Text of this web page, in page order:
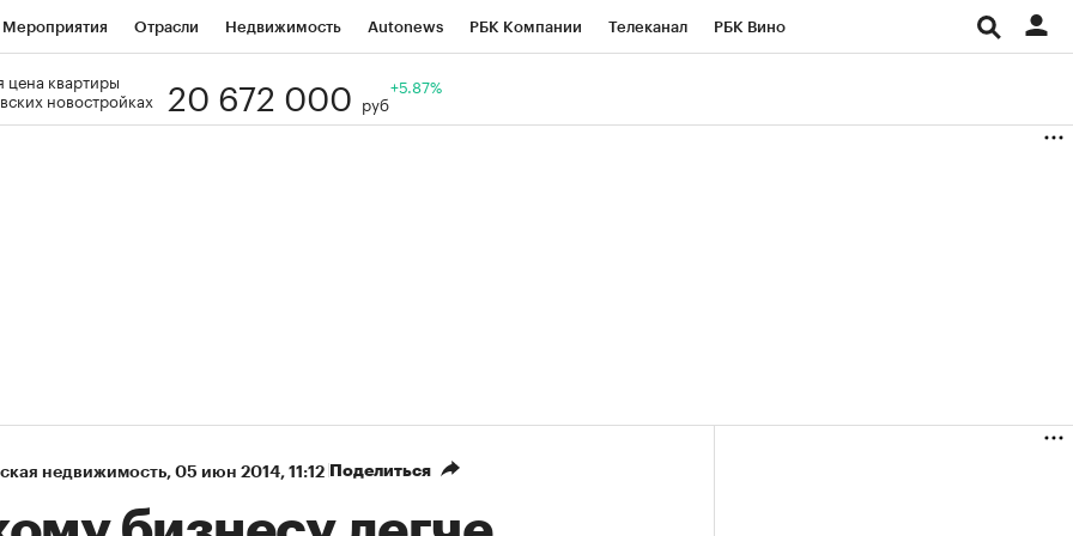
Мероприятия Отрасли Недвижимость Autonews РБК Компании Телеканал РБК Вино
Визионеры
цена квартиры
новостройках
20 672 000 руб
+5.87%
недвижимость⁠, 05 июн 2014, 11:12 Поделиться